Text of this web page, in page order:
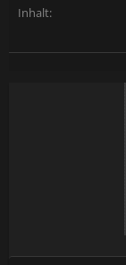
Inhalt: